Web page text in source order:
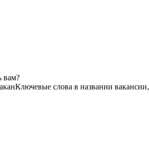
вам?
Ключевые слова в названии